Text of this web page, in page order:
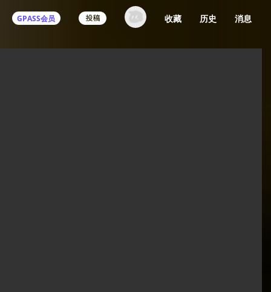
GPASS会员 收藏 历史 消息